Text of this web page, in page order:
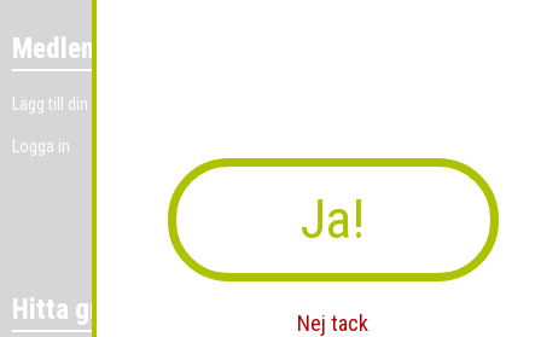
Medlemmar
Lägg till din grossistverksamhet
Logga in
Hitta grossist per bransch
Ja!
Nej tack